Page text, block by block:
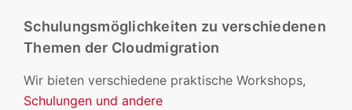
Schulungsmöglichkeiten zu verschiedenen
Themen der Cloudmigration
Wir bieten verschiedene praktische Workshops,
Schulungen und andere